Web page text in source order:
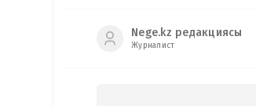
Nege.kz редакциясы
Журналист